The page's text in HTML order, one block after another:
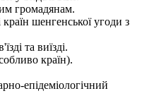
громадянам.
шенгенської угоди з
та виїзді.
країн).
епідеміологічний